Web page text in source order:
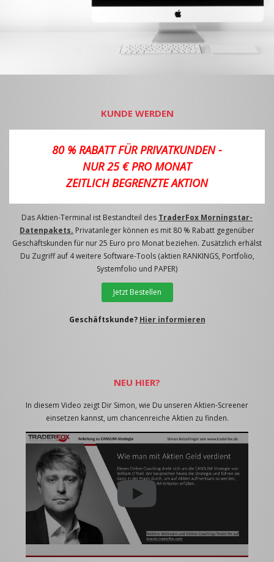
KUNDE WERDEN
80 % RABATT FÜR PRIVATKUNDEN -
NUR 25 € PRO MONAT
ZEITLICH BEGRENZTE AKTION
Das Aktien-Terminal ist Bestandteil des TraderFox Morningstar-
Datenpakets. Privatanleger können es mit 80 % Rabatt gegenüber
Geschäftskunden für nur 25 Euro pro Monat beziehen. Zusätzlich erhälst
Du Zugriff auf 4 weitere Software-Tools (aktien RANKINGS, Portfolio,
Systemfolio und PAPER)
Jetzt Bestellen
Geschäftskunde? Hier informieren
NEU HIER?
In diesem Video zeigt Dir Simon, wie Du unseren Aktien-Screener
einsetzen kannst, um chancenreiche Aktien zu finden.